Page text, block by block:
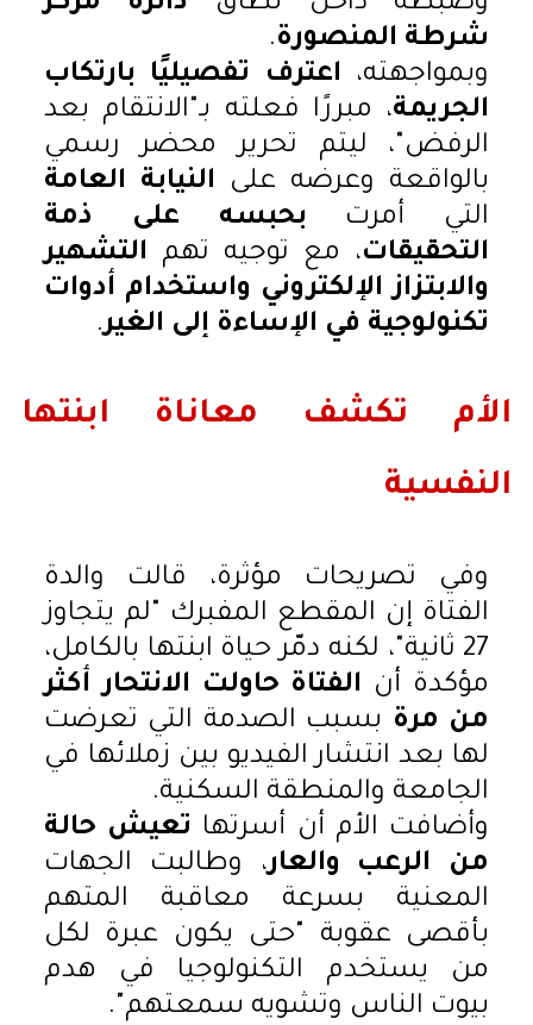
شرطة المنصورة.
وبمواجهته، اعترف تفصيليًا بارتكاب
الجريمة، مبررًا فعلته بـ"الانتقام بعد
الرفض"، ليتم تحرير محضر رسمي
بالواقعة وعرضه على النيابة العامة
التي أمرت بحبسه على ذمة
التحقيقات، مع توجيه تهم التشهير
والابتزاز الإلكتروني واستخدام أدوات
تكنولوجية في الإساءة إلى الغير.
الأم تكشف معاناة ابنتها
النفسية
وفي تصريحات مؤثرة، قالت والدة
الفتاة إن المقطع المفبرك "لم يتجاوز
27 ثانية"، لكنه دمّر حياة ابنتها بالكامل،
مؤكدة أن الفتاة حاولت الانتحار أكثر
من مرة بسبب الصدمة التي تعرضت
لها بعد انتشار الفيديو بين زملائها في
الجامعة والمنطقة السكنية.
وأضافت الأم أن أسرتها تعيش حالة
من الرعب والعار، وطالبت الجهات
المعنية بسرعة معاقبة المتهم
بأقصى عقوبة "حتى يكون عبرة لكل
من يستخدم التكنولوجيا في هدم
بيوت الناس وتشويه سمعتهم".